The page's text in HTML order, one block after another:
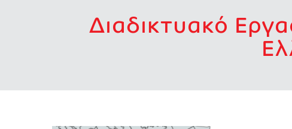
Διαδικτυακό